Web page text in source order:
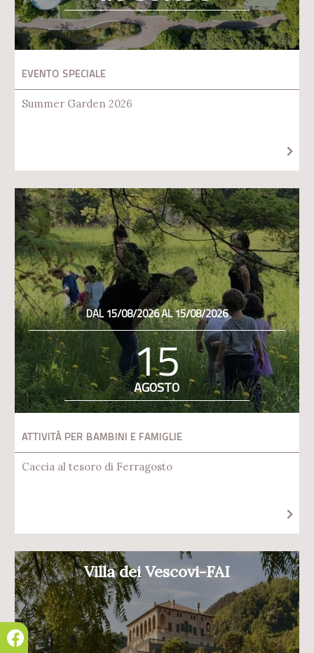
EVENTO SPECIALE
Summer Garden 2026
DAL 15/08/2026 AL 15/08/2026
15
AGOSTO
ATTIVITÀ PER BAMBINI E FAMIGLIE
Caccia al tesoro di Ferragosto
Villa dei Vescovi-FAI